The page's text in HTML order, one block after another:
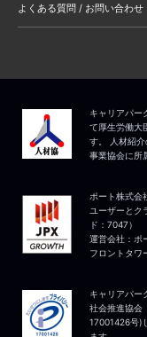
よくある質問 / お問い合わせ